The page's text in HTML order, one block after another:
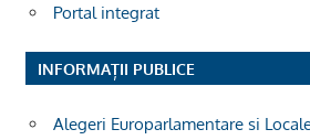
Portal integrat
INFORMAȚII PUBLICE
Alegeri Europarlamentare si